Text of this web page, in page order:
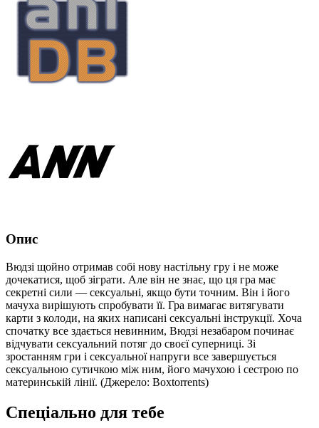
Опис
Вюдзі щойно отримав собі нову настільну гру і не може
дочекатися, щоб зіграти. Але він не знає, що ця гра має
секретні сили — сексуальні, якщо бути точним. Він і його
мачуха вирішують спробувати її. Гра вимагає витягувати
карти з колоди, на яких написані сексуальні інструкції. Хоча
спочатку все здається невинним, Вюдзі незабаром починає
відчувати сексуальний потяг до своєї суперниці. Зі
зростанням гри і сексуальної напруги все завершується
сексуальною сутичкою між ним, його мачухою і сестрою по
материнській лінії. (Джерело: Boxtorrents)
Спеціально для тебе